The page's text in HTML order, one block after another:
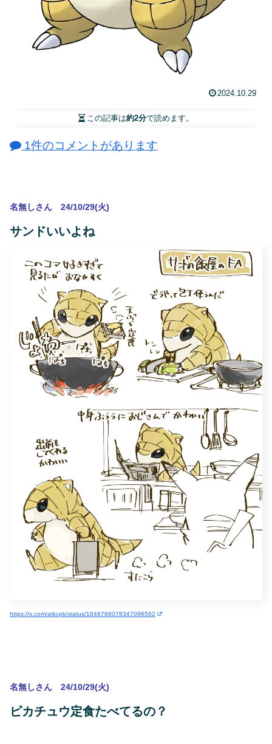
2024.10.29
この記事は約2分で読めます。
1件のコメントがあります
名無しさん 24/10/29(火)
サンドいいよね
https://x.com/atkcpk/status/1848788078347096562
名無しさん 24/10/29(火)
ピカチュウ定食たべてるの？